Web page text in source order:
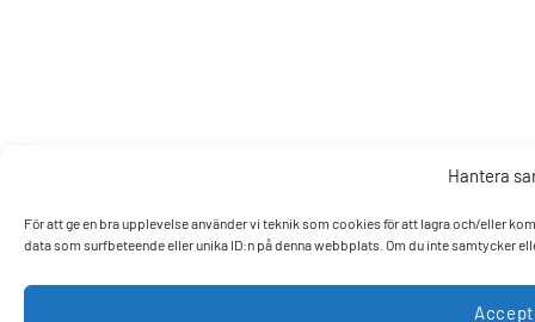
Hantera
För att ge en bra upplevelse använder vi teknik som cookies för att lagra och/eller
data som surfbeteende eller unika ID:n på denna webbplats. Om du inte samtycker